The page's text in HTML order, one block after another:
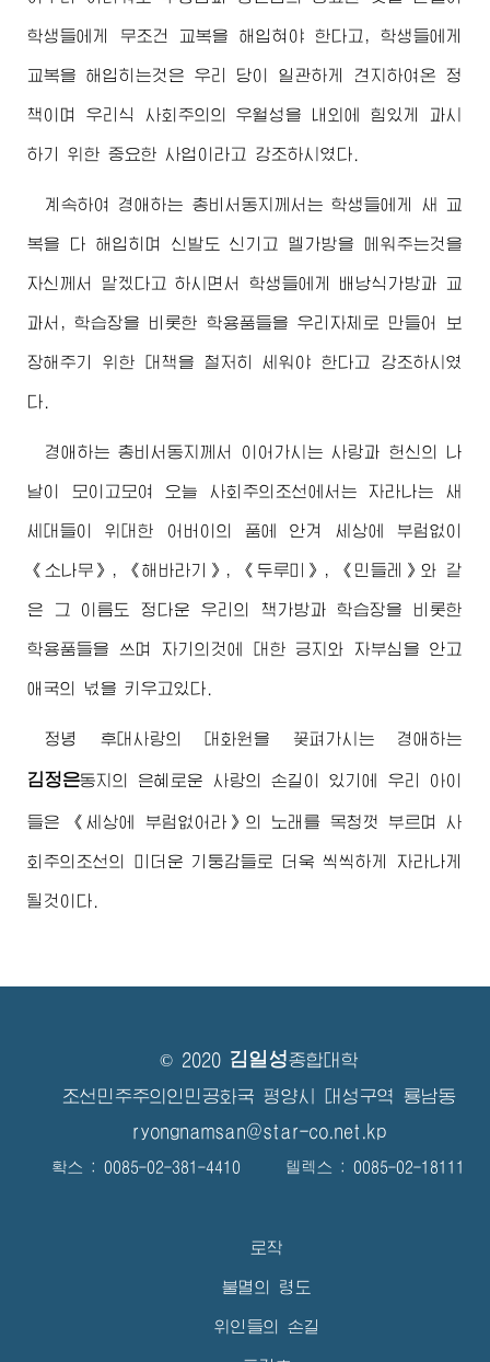
학생들에게 무조건 교복을 해입혀야 한다고, 학생들에게
교복을 해입히는것은 우리 당이 일관하게 견지하여온 정
책이며 우리식 사회주의의 우월성을 내외에 힘있게 과시
하기 위한 중요한 사업이라고 강조하시였다.
계속하여 경애하는 총비서동지 께서는 학생들에게 새 교
복을 다 해입히며 신발도 신기고 멜가방을 메워주는것을
자신께서 맡겠다고 하시면서 학생들에게 배낭식가방과 교
과서, 학습장을 비롯한 학용품들을 우리자체로 만들어 보
장해주기 위한 대책을 철저히 세워야 한다고 강조하시였
다.
경애하는 총비서동지 께서 이어가시는 사랑과 헌신의 나
날이 모이고모여 오늘 사회주의조선에서는 자라나는 새
세대들이위대한 어버이 의 품에 안겨 세상에 부럼없이
《소나무》, 《해바라기》, 《두루미》, 《민들레》와 같
은 그 이름도 정다운 우리의 책가방과 학습장을 비롯한
학용품들을 쓰며 자기의것에 대한 긍지와 자부심을 안고
애국의 넋을 키우고있다.
정녕 후대사랑의 대화원을 꽃펴가시는 경애하는
김정은동지 의 은혜로운 사랑의 손길이 있기에 우리 아이
들은 《세상에 부럼없어라》의 노래를 목청껏 부르며 사
회주의조선의 미더운 기둥감들로 더욱 씩씩하게 자라나게
될것이다.
© 2020 김일성종합대학
조선민주주의인민공화국 평양시 대성구역 룡남동
ryongnamsan@star-co.net.kp
확스 : 0085-02-381-4410 텔렉스 : 0085-02-18111
로작
불멸의 령도
위인들의 손길